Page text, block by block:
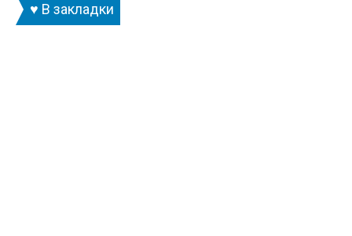
♥ В закладки